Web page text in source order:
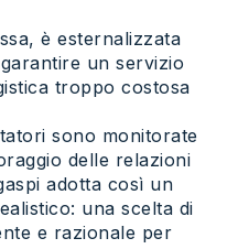
è esternalizzata
un servizio
troppo costosa
sono monitorate
delle relazioni
adotta così un
una scelta di
e razionale per